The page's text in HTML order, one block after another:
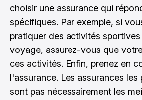
choisir une assurance qui
spécifiques. Par exemple, si
pratiquer des activités
voyage, assurez-vous que
ces activités. Enfin, prenez en
l'assurance. Les assurances les
sont pas nécessairement les